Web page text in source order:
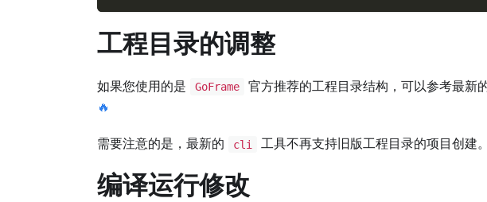
工程目录的调整
如果您使用的是 GoFrame 官方推荐的工程目录结构，可以参考最新
🔥
需要注意的是，最新的 cli 工具不再支持旧版工程目录的项目创建。
编译运行修改